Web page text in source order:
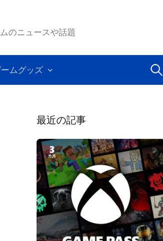
のニュースや話題
ムグッズ 検
最近の記事